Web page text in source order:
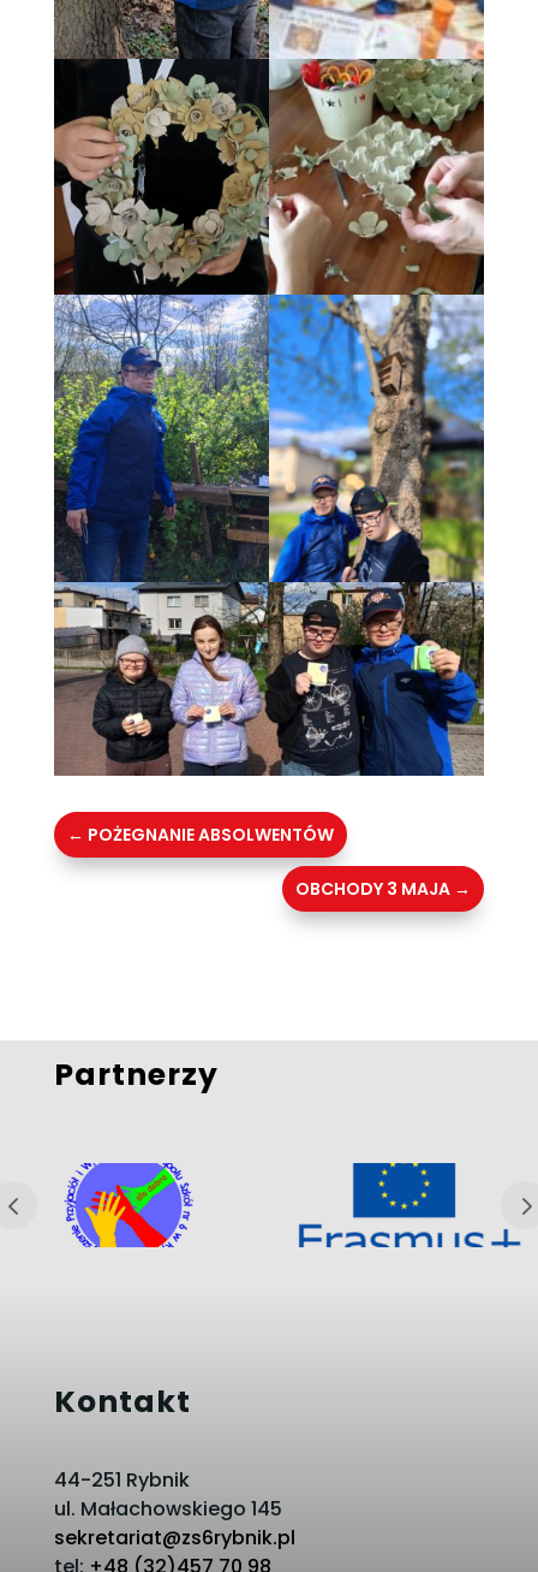
← POŻEGNANIE ABSOLWENTÓW
OBCHODY 3 MAJA →
Partnerzy
Kontakt
44-251 Rybnik
ul. Małachowskiego 145
sekretariat@zs6rybnik.pl